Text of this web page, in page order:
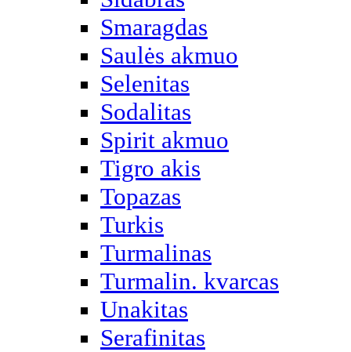
Smaragdas
Saulės akmuo
Selenitas
Sodalitas
Spirit akmuo
Tigro akis
Topazas
Turkis
Turmalinas
Turmalin. kvarcas
Unakitas
Serafinitas